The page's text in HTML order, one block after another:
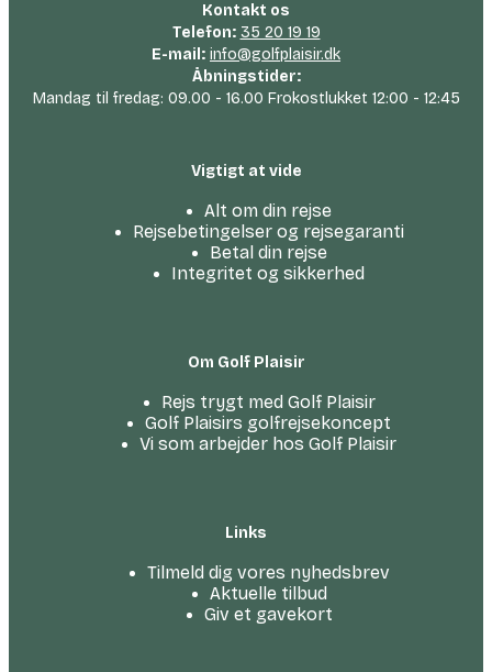
Kontakt os
Telefon: 35 20 19 19
E-mail: info@golfplaisir.dk
Åbningstider:
Mandag til fredag: 09.00 - 16.00 Frokostlukket 12:00 - 12:45
Vigtigt at vide
Alt om din rejse
Rejsebetingelser og rejsegaranti
Betal din rejse
Integritet og sikkerhed
Om Golf Plaisir
Rejs trygt med Golf Plaisir
Golf Plaisirs golfrejsekoncept
Vi som arbejder hos Golf Plaisir
Links
Tilmeld dig vores nyhedsbrev
Aktuelle tilbud
Giv et gavekort